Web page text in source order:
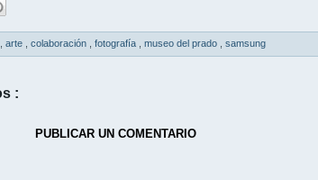
arte colaboración fotografía museo del prado samsung
:
PUBLICAR UN COMENTARIO